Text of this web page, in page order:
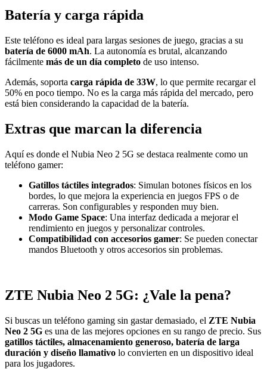
Batería y carga rápida
Este teléfono es ideal para largas sesiones de juego, gracias a su
batería de 6000 mAh. La autonomía es brutal, alcanzando
fácilmente más de un día completo de uso intenso.
Además, soporta carga rápida de 33W, lo que permite recargar el
50% en poco tiempo. No es la carga más rápida del mercado, pero
está bien considerando la capacidad de la batería.
Extras que marcan la diferencia
Aquí es donde el Nubia Neo 2 5G se destaca realmente como un
teléfono gamer:
Gatillos táctiles integrados: Simulan botones físicos en los
bordes, lo que mejora la experiencia en juegos FPS o de
carreras. Son configurables y responden muy bien.
Modo Game Space: Una interfaz dedicada a mejorar el
rendimiento en juegos y personalizar controles.
Compatibilidad con accesorios gamer: Se pueden conectar
mandos Bluetooth y otros accesorios sin problemas.
ZTE Nubia Neo 2 5G: ¿Vale la pena?
Si buscas un teléfono gaming sin gastar demasiado, el ZTE Nubia
Neo 2 5G es una de las mejores opciones en su rango de precio. Sus
gatillos táctiles, almacenamiento generoso, batería de larga
duración y diseño llamativo lo convierten en un dispositivo ideal
para los jugadores.